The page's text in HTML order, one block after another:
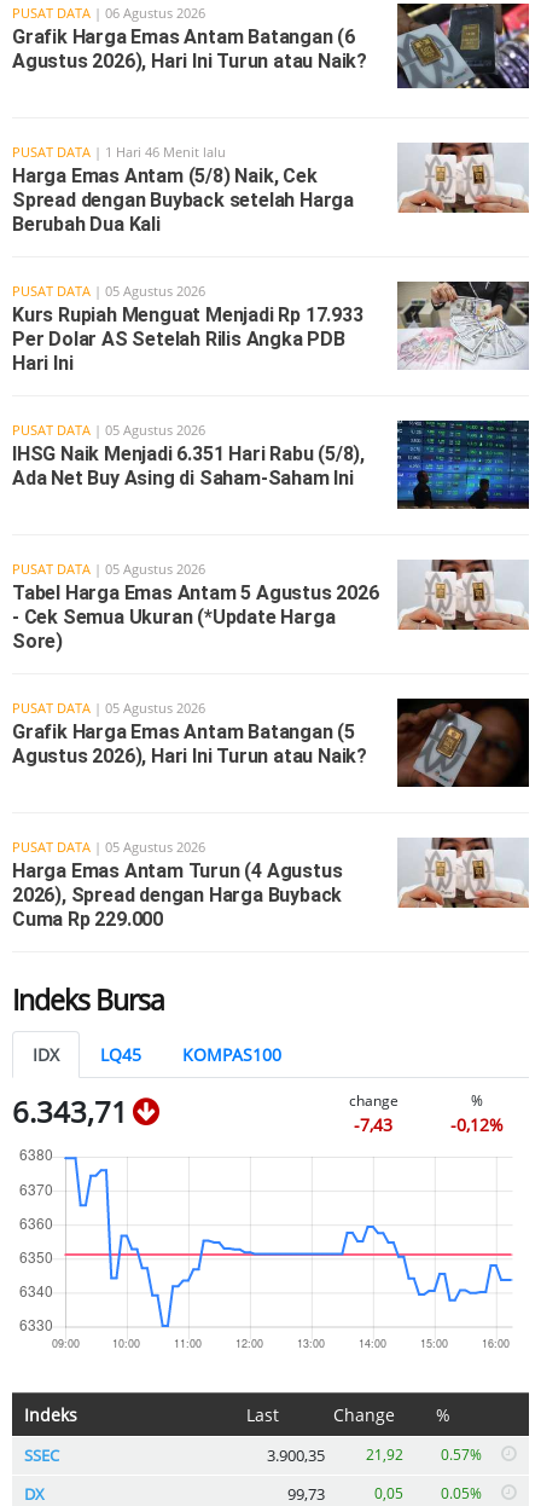
PUSAT DATA | 06 Agustus 2026
Grafik Harga Emas Antam Batangan (6
Agustus 2026), Hari Ini Turun atau Naik?
PUSAT DATA | 1 Hari 46 Menit lalu
Harga Emas Antam (5/8) Naik, Cek
Spread dengan Buyback setelah Harga
Berubah Dua Kali
PUSAT DATA | 05 Agustus 2026
Kurs Rupiah Menguat Menjadi Rp 17.933
Per Dolar AS Setelah Rilis Angka PDB
Hari Ini
PUSAT DATA | 05 Agustus 2026
IHSG Naik Menjadi 6.351 Hari Rabu (5/8),
Ada Net Buy Asing di Saham-Saham Ini
PUSAT DATA | 05 Agustus 2026
Tabel Harga Emas Antam 5 Agustus 2026
- Cek Semua Ukuran (*Update Harga
Sore)
PUSAT DATA | 05 Agustus 2026
Grafik Harga Emas Antam Batangan (5
Agustus 2026), Hari Ini Turun atau Naik?
PUSAT DATA | 05 Agustus 2026
Harga Emas Antam Turun (4 Agustus
2026), Spread dengan Harga Buyback
Cuma Rp 229.000
Indeks Bursa
IDX LQ45 KOMPAS100
6.343,71 change
-7,43
%
-0,12%
Indeks Last Change %
SSEC 3.900,35 21,92 0.57%
DX 99,73 0,05 0.05%